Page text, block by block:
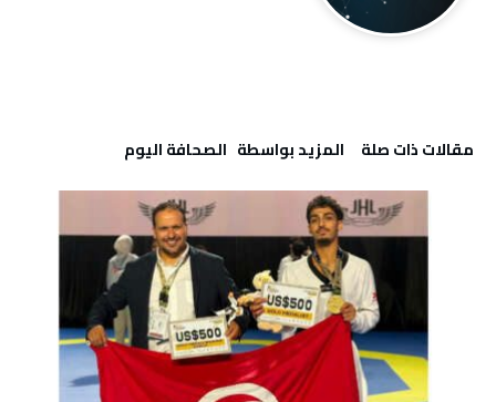
‫مقالات ذات صلة‬ ‫‫المزيد بواسطة‬ ‬ ‭ ‬الصحافة‭ ‬اليوم